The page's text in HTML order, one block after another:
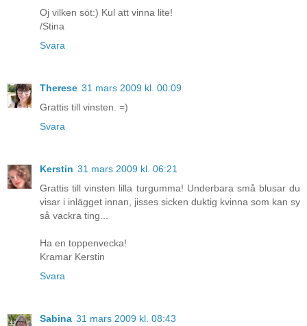
Oj vilken söt:) Kul att vinna lite!
/Stina
Svara
Therese 31 mars 2009 kl. 00:09
Grattis till vinsten. =)
Svara
Kerstin 31 mars 2009 kl. 06:21
Grattis till vinsten lilla turgumma! Underbara små blusar du
visar i inlägget innan, jisses sicken duktig kvinna som kan sy
så vackra ting...
Ha en toppenvecka!
Kramar Kerstin
Svara
Sabina 31 mars 2009 kl. 08:43